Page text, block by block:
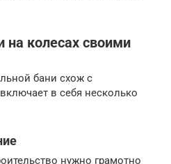
на колесах своими
бани схож с
в себя несколько
нужно грамотно